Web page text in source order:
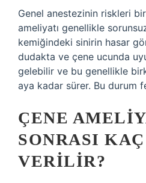
Genel anestezinin riskleri
ameliyatı genellikle
kemiğindeki sinirin hasar
dudakta ve çene ucunda
gelebilir ve bu genellikle
aya kadar sürer. Bu durum
ÇENE
SONRASI
VERILIR?